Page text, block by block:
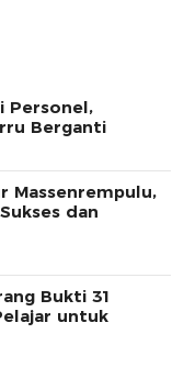
Personel,
Berganti
Massenrempulu,
dan
Bukti 31
untuk